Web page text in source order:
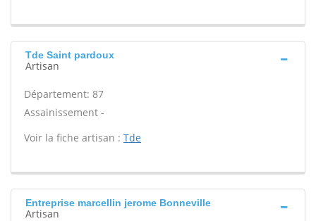
Tde Saint pardoux
Artisan
Département: 87
Assainissement -
Voir la fiche artisan : Tde
Entreprise marcellin jerome Bonneville
Artisan